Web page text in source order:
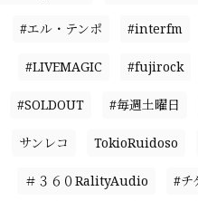
#エル・テンポ #interfm
#LIVEMAGIC #fujirock
#SOLDOUT #毎週土曜日
サンレコ TokioRuidoso
＃３６０RalityAudio #チ